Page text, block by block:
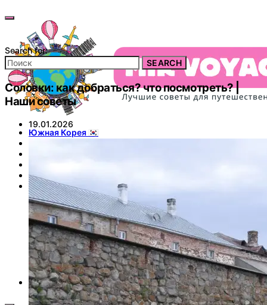
Южная Корея 🇰🇷
Таиланд 🇹🇭
Россия 🇷🇺
Петербург
Москва
Золотое кольцо
Казань
Байкал
Иркутск
Новосибирск
Соловки
О нас 👋
Search for:
SEARCH
Соловки: как добраться? что посмотреть? |
Наши советы
19.01.2026